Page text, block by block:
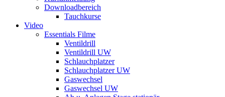
Downloadbereich
Tauchkurse
Video
Essentials Filme
Ventildrill
Ventildrill UW
Schlauchplatzer
Schlauchplatzer UW
Gaswechsel
Gaswechsel UW